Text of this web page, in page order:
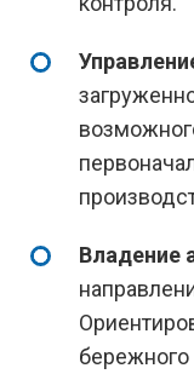
Владение
бережного